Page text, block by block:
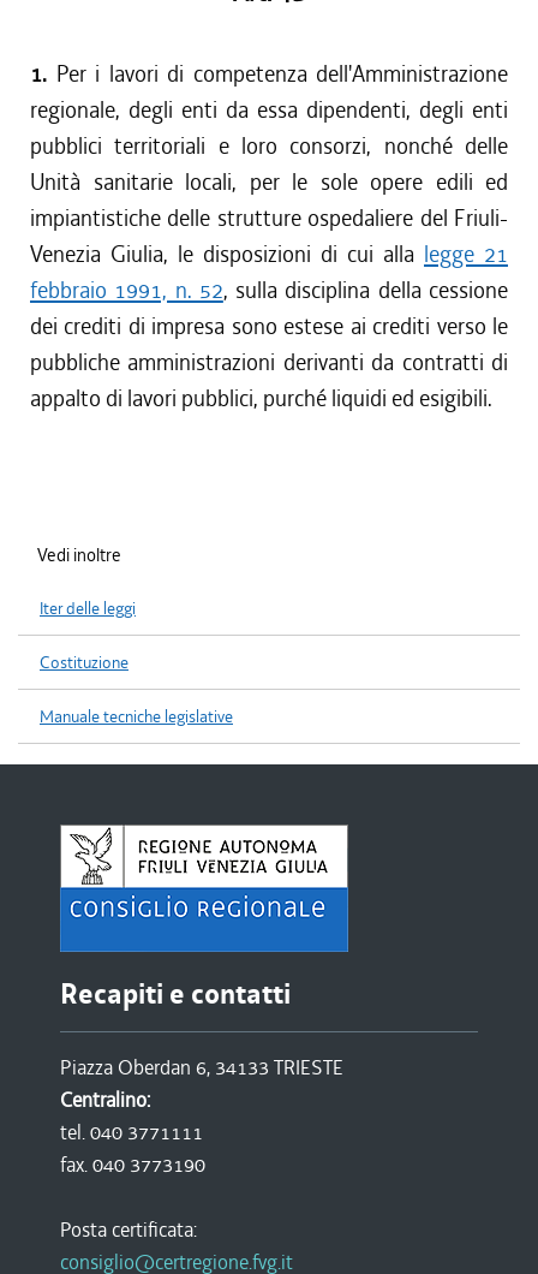
1. Per i lavori di competenza dell'Amministrazione
regionale, degli enti da essa dipendenti, degli enti
pubblici territoriali e loro consorzi, nonché delle
Unità sanitarie locali, per le sole opere edili ed
impiantistiche delle strutture ospedaliere del Friuli-
Venezia Giulia, le disposizioni di cui alla legge 21
febbraio 1991, n. 52, sulla disciplina della cessione
dei crediti di impresa sono estese ai crediti verso le
pubbliche amministrazioni derivanti da contratti di
appalto di lavori pubblici, purché liquidi ed esigibili.
Vedi inoltre
Iter delle leggi
Costituzione
Manuale tecniche legislative
Recapiti e contatti
Piazza Oberdan 6, 34133 TRIESTE
Centralino:
tel. 040 3771111
fax. 040 3773190
Posta certificata:
consiglio@certregione.fvg.it